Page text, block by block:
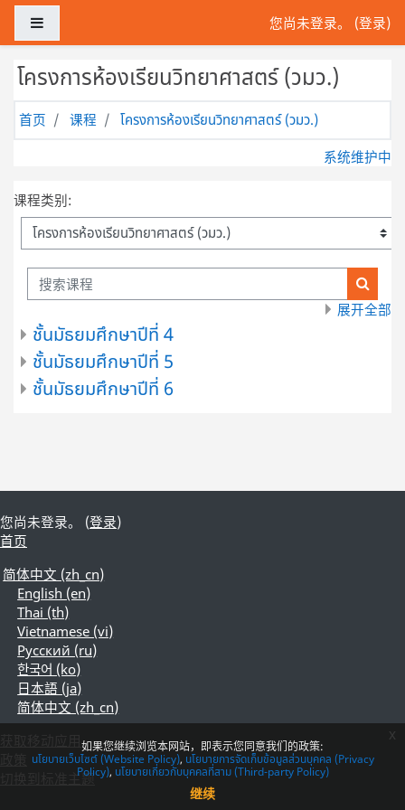
跳到主要内容
您尚未登录。 (登录)
โครงการห้องเรียนวิทยาศาสตร์ (วมว.)
首页 课程 โครงการห้องเรียนวิทยาศาสตร์ (วมว.)
系统维护中
课程类别:
搜索课程
搜索
展开全部
ชั้นมัธยมศึกษาปีที่ 4
ชั้นมัธยมศึกษาปีที่ 5
ชั้นมัธยมศึกษาปีที่ 6
您尚未登录。 (登录)
首页
简体中文 ‎(zh_cn)‎
English ‎(en)‎
Thai ‎(th)‎
Vietnamese ‎(vi)‎
Русский ‎(ru)‎
한국어 ‎(ko)‎
日本語 ‎(ja)‎
简体中文 ‎(zh_cn)‎
切换到标准主题
如果您继续浏览本网站，即表示您同意我们的政策:
นโยบายเว็บไซต์ (Website Policy) นโยบายการจัดเก็บข้อมูลส่วนบุคคล (Privacy
Policy) นโยบายเกี่ยวกับบุคคลที่สาม (Third-party Policy)
继续
x